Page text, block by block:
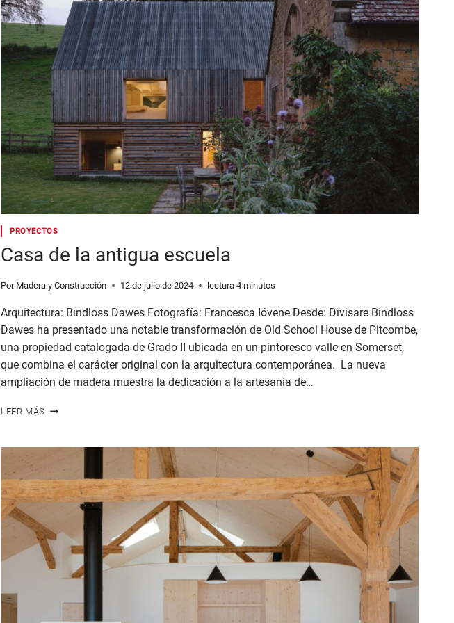
PROYECTOS
Casa de la antigua escuela
Por Madera y Construcción 12 de julio de 2024 lectura 4minutos
Arquitectura: Bindloss Dawes Fotografía: Francesca Ióvene Desde: Divisare Bindloss
Dawes ha presentado una notable transformación de Old School House de Pitcombe,
una propiedad catalogada de Grado II ubicada en un pintoresco valle en Somerset,
que combina el carácter original con la arquitectura contemporánea. La nueva
ampliación de madera muestra la dedicación a la artesanía de…
LEER MÁS CASA
ANTIGUA